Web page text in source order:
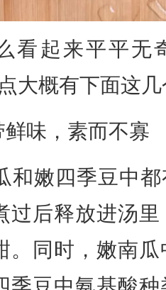
看起来平平无
大概有下面这
鲜味，素而不寡
和嫩四季豆中
过后释放进汤
。同时，嫩南